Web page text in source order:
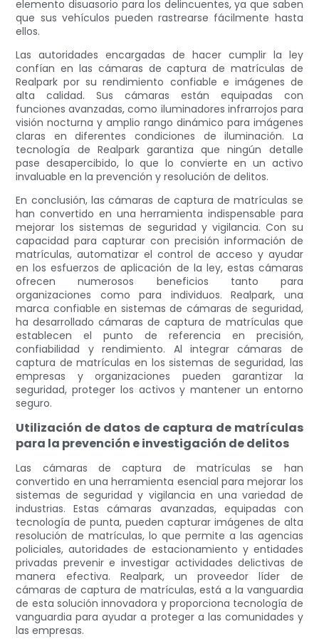
elemento disuasorio para los delincuentes, ya que saben
que sus vehículos pueden rastrearse fácilmente hasta
ellos.
Las autoridades encargadas de hacer cumplir la ley
confían en las cámaras de captura de matrículas de
Realpark por su rendimiento confiable e imágenes de
alta calidad. Sus cámaras están equipadas con
funciones avanzadas, como iluminadores infrarrojos para
visión nocturna y amplio rango dinámico para imágenes
claras en diferentes condiciones de iluminación. La
tecnología de Realpark garantiza que ningún detalle
pase desapercibido, lo que lo convierte en un activo
invaluable en la prevención y resolución de delitos.
En conclusión, las cámaras de captura de matrículas se
han convertido en una herramienta indispensable para
mejorar los sistemas de seguridad y vigilancia. Con su
capacidad para capturar con precisión información de
matrículas, automatizar el control de acceso y ayudar
en los esfuerzos de aplicación de la ley, estas cámaras
ofrecen numerosos beneficios tanto para
organizaciones como para individuos. Realpark, una
marca confiable en sistemas de cámaras de seguridad,
ha desarrollado cámaras de captura de matrículas que
establecen el punto de referencia en precisión,
confiabilidad y rendimiento. Al integrar cámaras de
captura de matrículas en los sistemas de seguridad, las
empresas y organizaciones pueden garantizar la
seguridad, proteger los activos y mantener un entorno
seguro.
Utilización de datos de captura de matrículas
para la prevención e investigación de delitos
Las cámaras de captura de matrículas se han
convertido en una herramienta esencial para mejorar los
sistemas de seguridad y vigilancia en una variedad de
industrias. Estas cámaras avanzadas, equipadas con
tecnología de punta, pueden capturar imágenes de alta
resolución de matrículas, lo que permite a las agencias
policiales, autoridades de estacionamiento y entidades
privadas prevenir e investigar actividades delictivas de
manera efectiva. Realpark, un proveedor líder de
cámaras de captura de matrículas, está a la vanguardia
de esta solución innovadora y proporciona tecnología de
vanguardia para ayudar a proteger a las comunidades y
las empresas.